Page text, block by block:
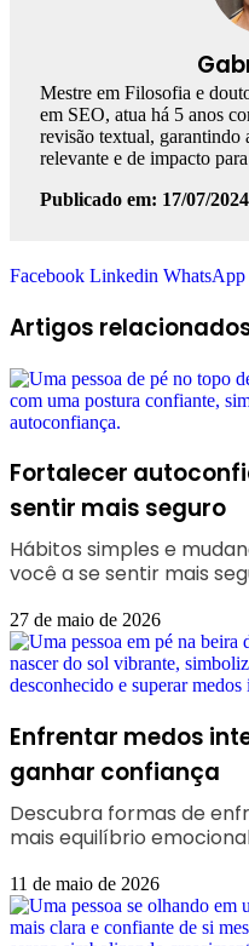
Mestre em Filosofia e
em SEO, atua há 5 anos
revisão textual, garantindo
relevante e de impacto
Publicado em: 17/07/2024
Facebook Linkedin WhatsApp
Artigos
Fortalecer
sentir mais seguro
Hábitos simples e
você a se sentir mais
27 de maio de 2026
Enfrentar medos
ganhar confiança
Descubra formas de
mais equilíbrio
11 de maio de 2026